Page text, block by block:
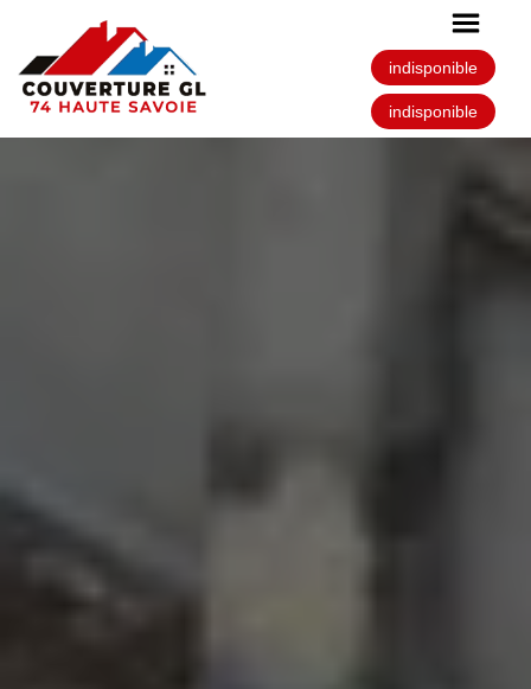
indisponible
indisponible